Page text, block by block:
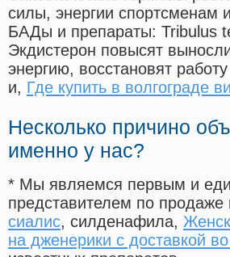
силы, энергии спортсменам
БАДы и препараты: Tribulus
Экдистерон повысят
энергию, восстановят
и, Где купить в волгограде
Несколько причино
именно у нас?
* Мы являемся первым и
представителем по
сиалис, силденафила,
на дженерики с доставкой